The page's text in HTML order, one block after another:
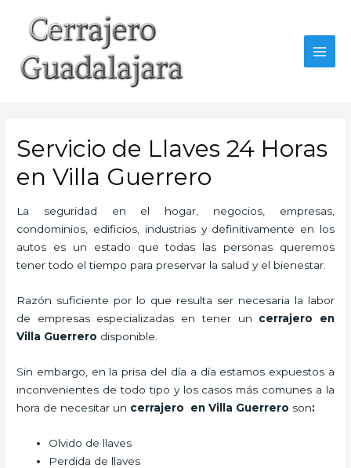
contenido
Servicio de Llaves 24 Horas
en Villa Guerrero
La seguridad en el hogar, negocios, empresas,
condominios, edificios, industrias y definitivamente en los
autos es un estado que todas las personas queremos
tener todo el tiempo para preservar la salud y el bienestar.
Razón suficiente por lo que resulta ser necesaria la labor
de empresas especializadas en tener un cerrajero en
Villa Guerrero disponible.
Sin embargo, en la prisa del día a día estamos expuestos a
inconvenientes de todo tipo y los casos más comunes a la
hora de necesitar un cerrajero en Villa Guerrero son:
Olvido de llaves
Perdida de llaves